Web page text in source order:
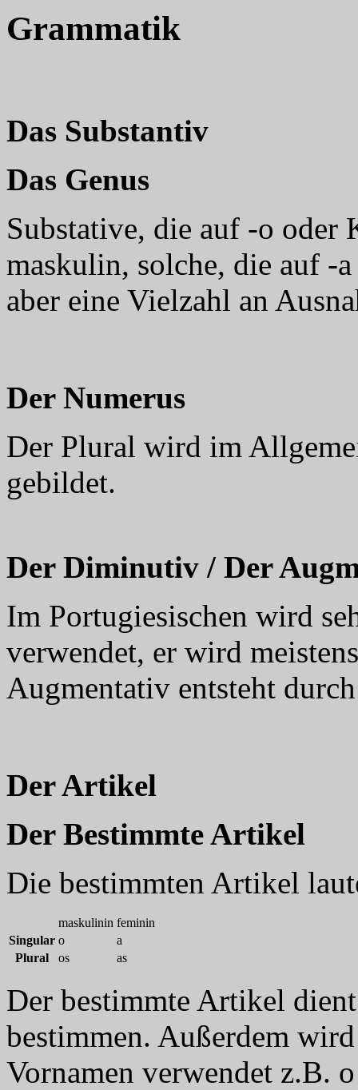
Grammatik
Das Substantiv
Das Genus
Substative, die auf -o oder
maskulin, solche, die auf -
aber eine Vielzahl an
Der Numerus
Der Plural wird im
gebildet.
Der Diminutiv / Der
Im Portugiesischen wird
verwendet, er wird
Augmentativ entsteht
Der Artikel
Der Bestimmte Artikel
Die bestimmten Artikel
maskulinin feminin
Singular o
a
Plural
os as
Der bestimmte Artikel
bestimmen. Außerdem
Vornamen verwendet z.B.